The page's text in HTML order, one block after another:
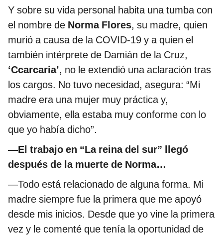
Y sobre su vida personal habita una tumba con
el nombre de Norma Flores, su madre, quien
murió a causa de la COVID-19 y a quien el
también intérprete de Damián de la Cruz,
‘Ccarcaria’, no le extendió una aclaración tras
los cargos. No tuvo necesidad, asegura: “Mi
madre era una mujer muy práctica y,
obviamente, ella estaba muy conforme con lo
que yo había dicho”.
—El trabajo en “La reina del sur” llegó
después de la muerte de Norma…
—Todo está relacionado de alguna forma. Mi
madre siempre fue la primera que me apoyó
desde mis inicios. Desde que yo vine la primera
vez y le comenté que tenía la oportunidad de